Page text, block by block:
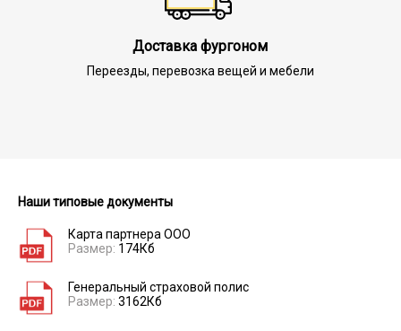
Доставка фургоном
Переезды, перевозка вещей и мебели
Наши типовые документы
Карта партнера ООО
Размер: 174Кб
Генеральный страховой полис
Размер: 3162Кб